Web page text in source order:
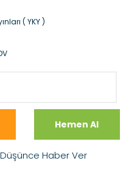
( YKY )
Hemen Al
Düşünce Haber Ver